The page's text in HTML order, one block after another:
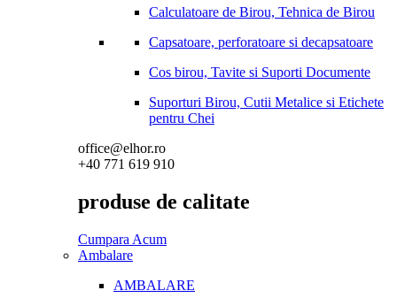
Calculatoare de Birou, Tehnica de Birou
Capsatoare, perforatoare si decapsatoare
Cos birou, Tavite si Suporti Documente
Suporturi Birou, Cutii Metalice si Etichete
pentru Chei
office@elhor.ro
+40 771 619 910
produse de calitate
Cumpara Acum
Ambalare
AMBALARE